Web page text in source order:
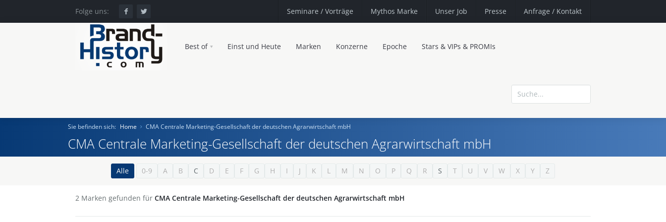
Folge uns: Seminare / Vorträge Mythos Marke Unser Job Presse Anfrage / Kontakt
Best of Einst und Heute Marken Konzerne Epoche Stars & VIPs & PROMIs
Sie befinden sich: Home CMA Centrale Marketing-Gesellschaft der deutschen Agrarwirtschaft mbH
CMA Centrale Marketing-Gesellschaft der deutschen Agrarwirtschaft mbH
Alle 0-9 A B C D E F G H I J K L M N O P Q R S T U V W X Y Z
2 Marken gefunden für CMA Centrale Marketing-Gesellschaft der deutschen Agrarwirtschaft mbH